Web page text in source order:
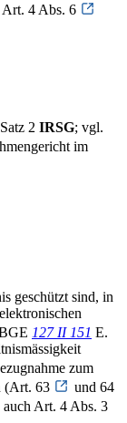
Art. 4 Abs. 6
Satz 2 IRSG; vgl.
im
geschützt sind, in
127 II 151 E.
zum
(Art. 63
und 64
auch Art. 4 Abs. 3